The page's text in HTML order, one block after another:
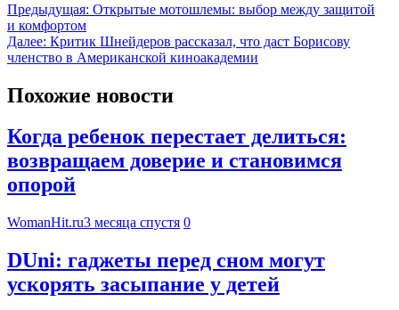
Предыдущая: Открытые мотошлемы: выбор между защитой
и комфортом
Далее: Критик Шнейдеров рассказал, что даст Борисову
членство в Американской киноакадемии
Похожие новости
Когда ребенок перестает делиться:
возвращаем доверие и становимся
опорой
WomanHit.ru3 месяца спустя 0
DUni: гаджеты перед сном могут
ускорять засыпание у детей